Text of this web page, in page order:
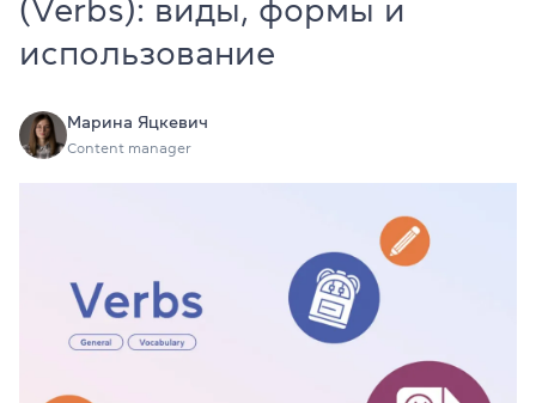
(Verbs): виды, формы и
использование
Марина Яцкевич
Content manager